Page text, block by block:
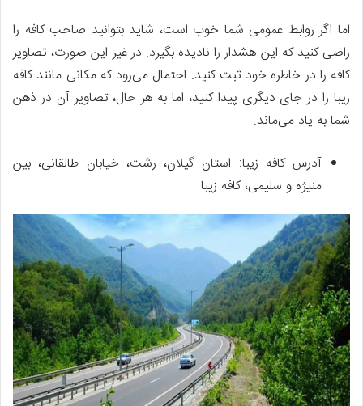
اما اگر روابط عمومی شما خوب است، شاید بتوانید صاحب کافه را
راضی کنید که این هشدار را نادیده بگیرد. در غیر این صورت، تصاویر
کافه را در خاطره خود ثبت کنید. احتمال می‌رود که مکانی مانند کافه
زیبا را در جای دیگری پیدا کنید، اما به هر حال، تصاویر آن در ذهن
شما به یاد می‌ماند.
آدرس کافه زیبا: استان گیلان، رشت، خیابان طالقانی، بین
منیژه و سلیمی، کافه زیبا